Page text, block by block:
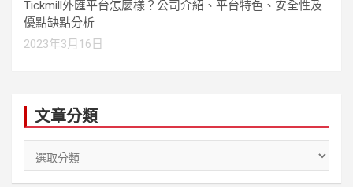
Tickmill外匯平台怎麼樣？公司介紹、平台特色、安全性及
優點缺點分析
2023年3月16日
文章分類
分